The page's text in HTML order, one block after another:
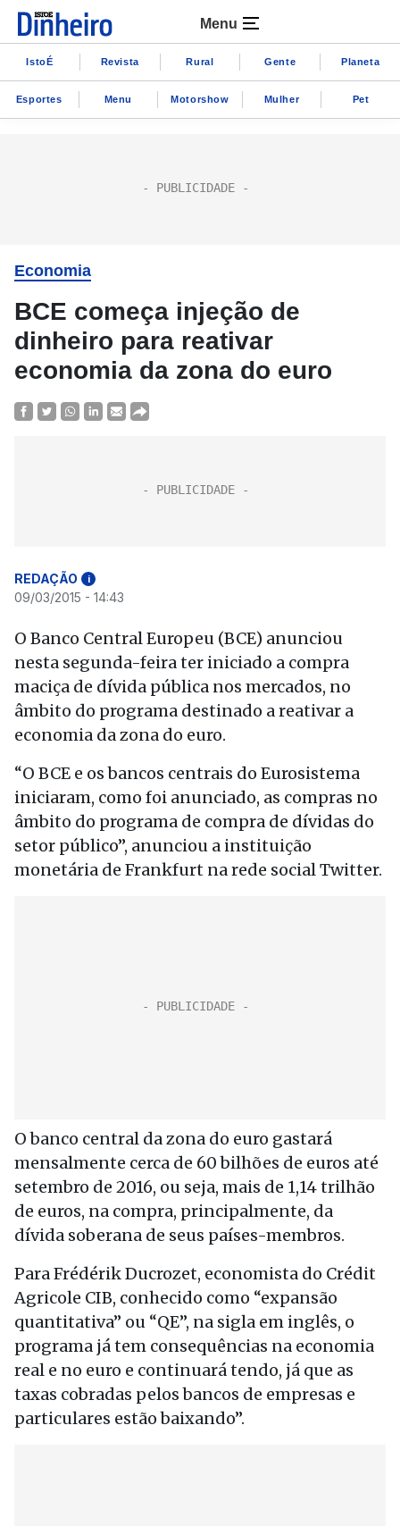
Menu
IstoÉ Revista Rural Gente Planeta
Esportes Menu Motorshow Mulher Pet
Economia
BCE começa injeção de
dinheiro para reativar
economia da zona do euro
REDAÇÃO i
09/03/2015 - 14:43
O Banco Central Europeu (BCE) anunciou
nesta segunda-feira ter iniciado a compra
maciça de dívida pública nos mercados, no
âmbito do programa destinado a reativar a
economia da zona do euro.
“O BCE e os bancos centrais do Eurosistema
iniciaram, como foi anunciado, as compras no
âmbito do programa de compra de dívidas do
setor público”, anunciou a instituição
monetária de Frankfurt na rede social Twitter.
O banco central da zona do euro gastará
mensalmente cerca de 60 bilhões de euros até
setembro de 2016, ou seja, mais de 1,14 trilhão
de euros, na compra, principalmente, da
dívida soberana de seus países-membros.
Para Frédérik Ducrozet, economista do Crédit
Agricole CIB, conhecido como “expansão
quantitativa” ou “QE”, na sigla em inglês, o
programa já tem consequências na economia
real e no euro e continuará tendo, já que as
taxas cobradas pelos bancos de empresas e
particulares estão baixando”.